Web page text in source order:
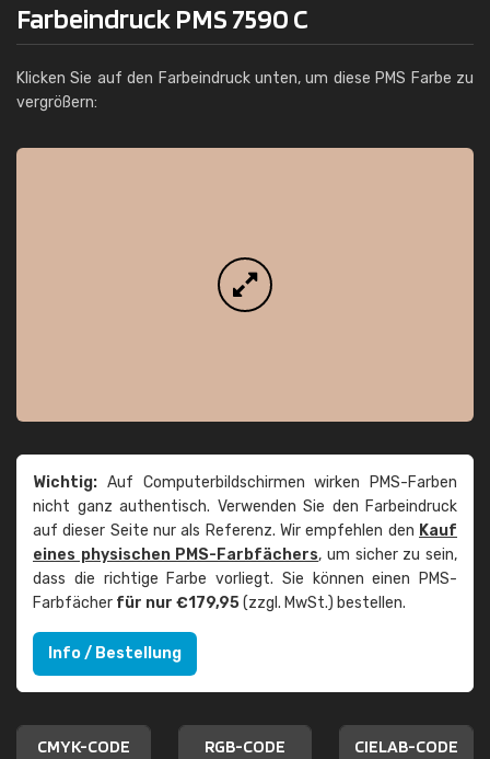
Farbeindruck PMS 7590 C
Klicken Sie auf den Farbeindruck unten, um diese PMS Farbe zu
vergrößern:
Wichtig: Auf Computerbildschirmen wirken PMS-Farben
nicht ganz authentisch. Verwenden Sie den Farbeindruck
auf dieser Seite nur als Referenz. Wir empfehlen den Kauf
eines physischen PMS-Farbfächers, um sicher zu sein,
dass die richtige Farbe vorliegt. Sie können einen PMS-
Farbfächer für nur €179,95(zzgl. MwSt.) bestellen.
Info / Bestellung
CMYK-CODE RGB-CODE CIELAB-CODE